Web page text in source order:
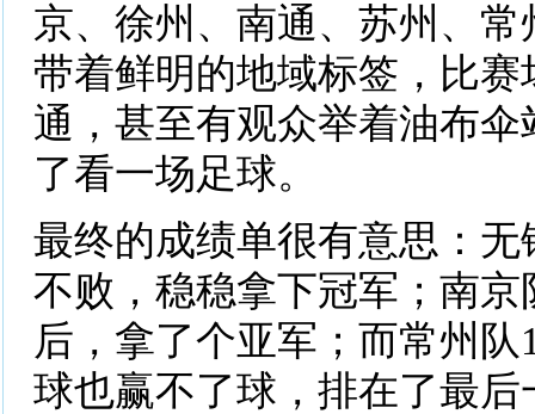
京、徐州、南通、苏州、
带着鲜明的地域标签，比
通，甚至有观众举着油布
了看一场足球。
最终的成绩单很有意思：无
不败，稳稳拿下冠军；南京
后，拿了个亚军；而常州队
球也赢不了球，排在了最后